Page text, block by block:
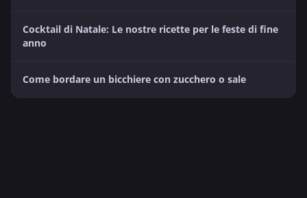
Cocktail di Natale: Le nostre ricette per le feste di fine
anno
Come bordare un bicchiere con zucchero o sale